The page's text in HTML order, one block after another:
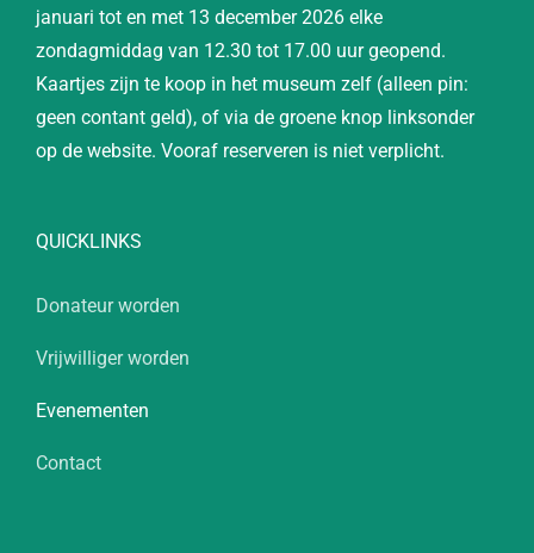
januari tot en met 13 december 2026 elke
zondagmiddag van 12.30 tot 17.00 uur geopend.
Kaartjes zijn te koop in het museum zelf (alleen pin:
geen contant geld), of via de groene knop linksonder
op de website. Vooraf reserveren is niet verplicht.
QUICKLINKS
Donateur worden
Vrijwilliger worden
Evenementen
Contact